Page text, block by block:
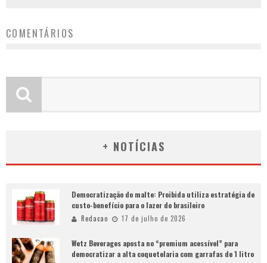
COMENTÁRIOS
+ NOTÍCIAS
Democratização do malte: Proibida utiliza estratégia de
custo-benefício para o lazer do brasileiro
Redacao 17 de julho de 2026
Wetz Beverages aposta no “premium acessível” para
democratizar a alta coquetelaria com garrafas de 1 litro